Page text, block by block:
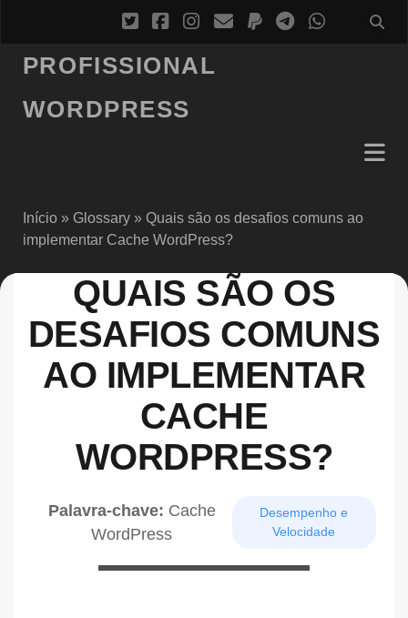
PROFISSIONAL
WORDPRESS
Início» Glossary» Quais são os desafios comuns ao
implementar Cache WordPress?
QUAIS SÃO OS
DESAFIOS COMUNS
AO IMPLEMENTAR
CACHE
WORDPRESS?
Palavra-chave: Cache
WordPress
Desempenho e
Velocidade